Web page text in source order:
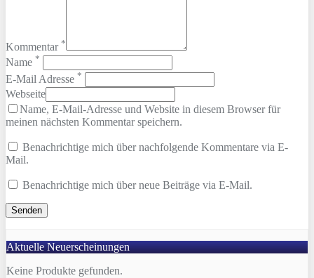
Kommentar *
Name *
E-Mail Adresse *
Webseite
Name, E-Mail-Adresse und Website in diesem Browser für
meinen nächsten Kommentar speichern.
Benachrichtige mich über nachfolgende Kommentare via E-
Mail.
Benachrichtige mich über neue Beiträge via E-Mail.
Aktuelle Neuerscheinungen
Keine Produkte gefunden.